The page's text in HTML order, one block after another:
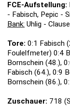
FCE-Aufstellung:
- Fabisch, Pepic -
Bank: Uhlig -
Tore: 0:1 Fabisch
Foulelfmeter) 0:4
Bornschein (48.),
Fabisch (64.), 0:9
Bornschein (86.),
Zuschauer: 718